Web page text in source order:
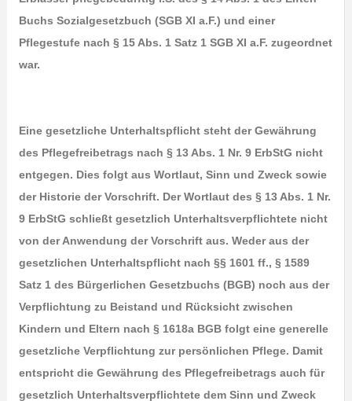
Buchs Sozialgesetzbuch (SGB XI a.F.) und einer
Pflegestufe nach § 15 Abs. 1 Satz 1 SGB XI a.F. zugeordnet
war.
Eine gesetzliche Unterhaltspflicht steht der Gewährung
des Pflegefreibetrags nach § 13 Abs. 1 Nr. 9 ErbStG nicht
entgegen. Dies folgt aus Wortlaut, Sinn und Zweck sowie
der Historie der Vorschrift. Der Wortlaut des § 13 Abs. 1 Nr.
9 ErbStG schließt gesetzlich Unterhaltsverpflichtete nicht
von der Anwendung der Vorschrift aus. Weder aus der
gesetzlichen Unterhaltspflicht nach §§ 1601 ff., § 1589
Satz 1 des Bürgerlichen Gesetzbuchs (BGB) noch aus der
Verpflichtung zu Beistand und Rücksicht zwischen
Kindern und Eltern nach § 1618a BGB folgt eine generelle
gesetzliche Verpflichtung zur persönlichen Pflege. Damit
entspricht die Gewährung des Pflegefreibetrags auch für
gesetzlich Unterhaltsverpflichtete dem Sinn und Zweck